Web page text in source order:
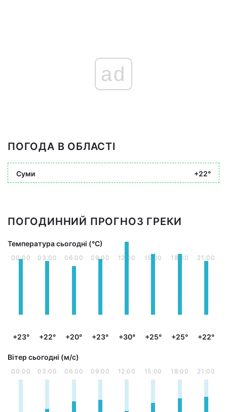
ad
ПОГОДА В ОБЛАСТІ
Суми +22°
ПОГОДИННИЙ ПРОГНОЗ ГРЕКИ
Температура сьогодні (°С)
00:00
+23°
03:00
+22°
06:00
+20°
09:00
+23°
12:00
+30°
15:00
+25°
18:00
+25°
21:00
+22°
Вітер сьогодні (м/с)
00:00 03:00 06:00 09:00 12:00 15:00 18:00 21:00